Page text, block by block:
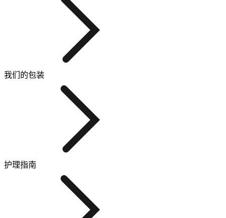
我们的包装
护理指南